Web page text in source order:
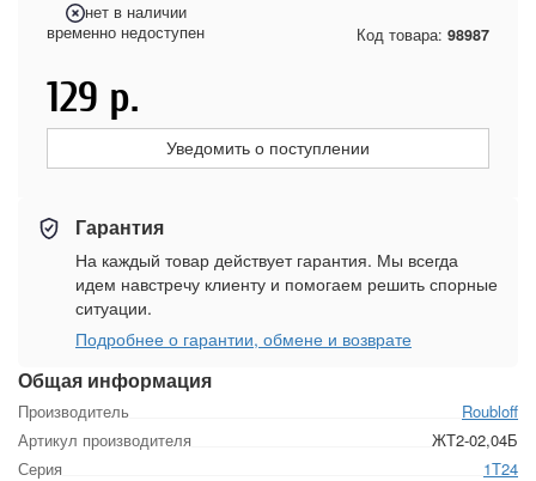
Общая информация
Производитель
Roubloff
Артикул производителя
ЖТ2-02,04Б
Серия
1Т24
нет в наличии
временно недоступен
Код товара: 98987
129 р.
Уведомить о поступлении
Гарантия
На каждый товар действует гарантия. Мы всегда
идем навстречу клиенту и помогаем решить спорные
ситуации.
Подробнее о гарантии, обмене и возврате